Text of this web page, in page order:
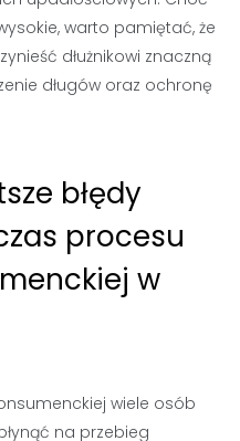
warto pamiętać, że
dłużnikowi znaczną
długów oraz ochronę
błędy
procesu
w
wiele osób
na przebieg